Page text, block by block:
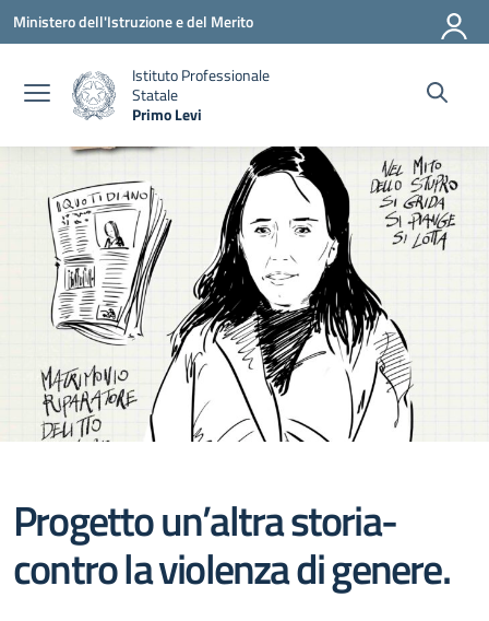
Vai ai contenuti
Vai al menu di navigazione
Vai al footer
Ministero dell'Istruzione e del Merito
Istituto Professionale
Statale
Primo Levi
Progetto un’altra storia-
contro la violenza di genere.